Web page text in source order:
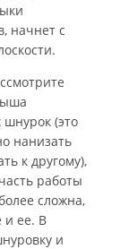
начнет с
(это
нанизать
к другому),
работы
сложна,
и ее. В
и